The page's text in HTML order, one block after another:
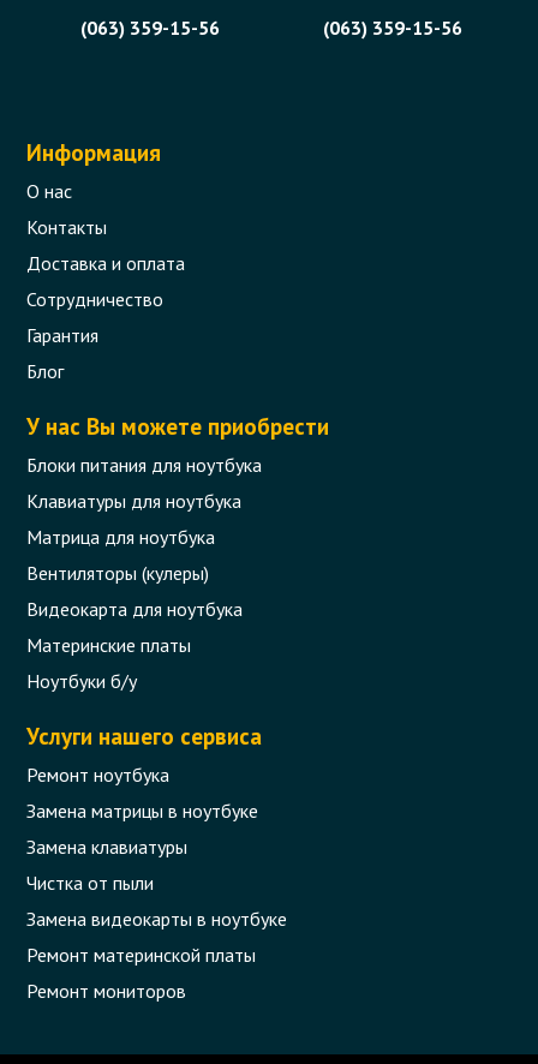
(063) 359-15-56
(063) 359-15-56
Информация
О нас
Контакты
Доставка и оплата
Сотрудничество
Гарантия
Блог
У нас Вы можете приобрести
Блоки питания для ноутбука
Клавиатуры для ноутбука
Матрица для ноутбука
Вентиляторы (кулеры)
Видеокарта для ноутбука
Материнские платы
Ноутбуки б/у
Услуги нашего сервиса
Ремонт ноутбука
Замена матрицы в ноутбуке
Замена клавиатуры
Чистка от пыли
Замена видеокарты в ноутбуке
Ремонт материнской платы
Ремонт мониторов